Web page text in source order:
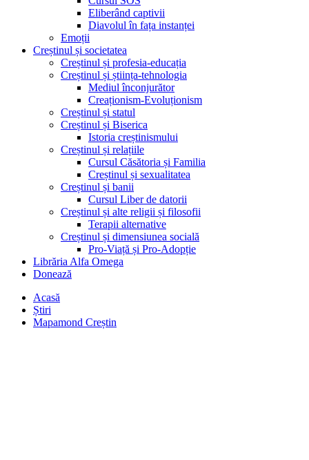
Eliberând captivii
Diavolul în fața instanței
Emoții
Creștinul și societatea
Creștinul și profesia-educația
Creștinul și știința-tehnologia
Mediul înconjurător
Creaționism-Evoluționism
Creștinul și statul
Creștinul și Biserica
Istoria creștinismului
Creștinul și relațiile
Cursul Căsătoria și Familia
Creștinul și sexualitatea
Creștinul și banii
Cursul Liber de datorii
Creștinul și alte religii și filosofii
Terapii alternative
Creștinul și dimensiunea socială
Pro-Viață și Pro-Adopție
Librăria Alfa Omega
Donează
Acasă
Știri
Mapamond Creștin